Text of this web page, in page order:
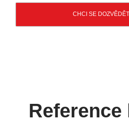
CHCI SE
Reference